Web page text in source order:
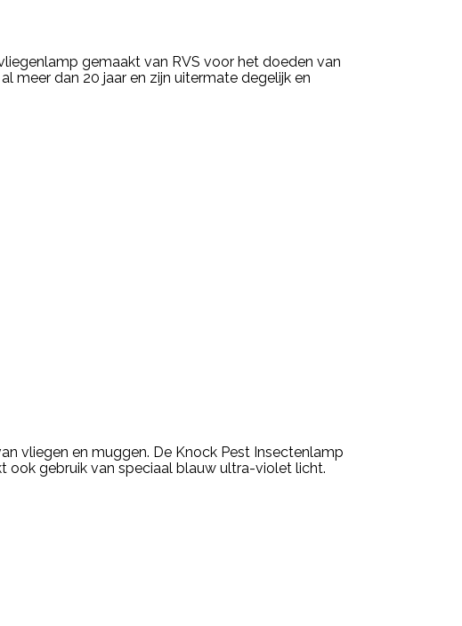
gemaakt van RVS voor het doeden van
meer dan 20 jaar en zijn uitermate degelijk en
vliegen en muggen. De Knock Pest Insectenlamp
ook gebruik van speciaal blauw ultra-violet licht.